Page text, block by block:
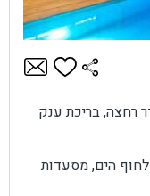
חדר רחצה, בריכת ענק
7 דק' נסיעה לחוף הים, מסעדות